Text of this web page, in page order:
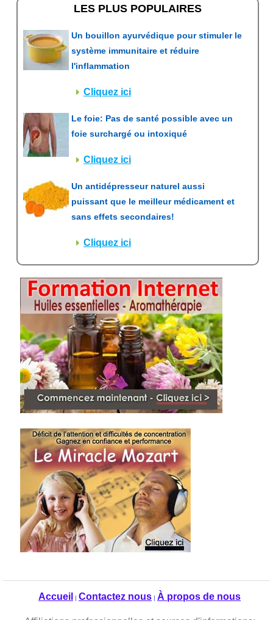
LES PLUS POPULAIRES
Un bouillon ayurvédique pour stimuler le
système immunitaire et réduire
l'inflammation
Cliquez ici
Le foie: Pas de santé possible avec un
foie surchargé ou intoxiqué
Cliquez ici
Un antidépresseur naturel aussi
puissant que le meilleur médicament et
sans effets secondaires!
Cliquez ici
Accueil | Contactez nous | À propos de nous